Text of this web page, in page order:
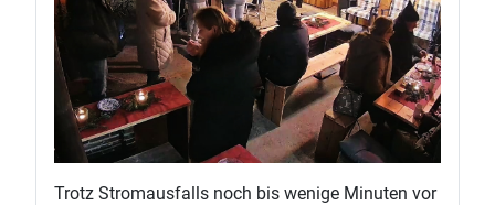
Trotz Stromausfalls noch bis wenige Minuten vor